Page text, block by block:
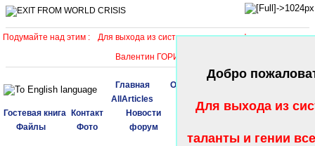
Подумайте над этим :
Для выхода из системного катастрофического
Валентин ГОРИЗДРА
Главная
AllArticles
Гостевая книга
Контакт Новости Ссылки
Статистика
Файлы
Фото форум
Добро
Для выхода из
таланты и гении